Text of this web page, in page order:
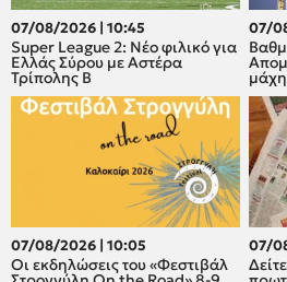
07/08/2026 | 10:45
Super League 2: Νέο φιλικό για
Ελλάς Σύρου με Αστέρα
Τρίπολης Β
07/
07/08/2026 | 10:05
Οι εκδηλώσεις του «Φεστιβάλ
07/